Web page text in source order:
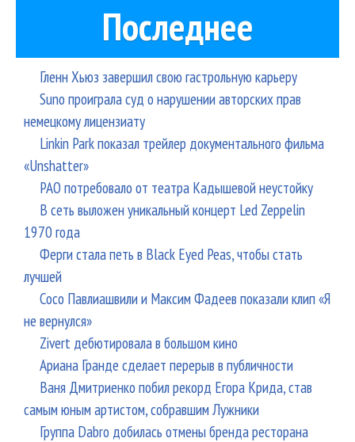
Последнее
Гленн Хьюз завершил свою гастрольную карьеру
Suno проиграла суд о нарушении авторских прав
немецкому лицензиату
Linkin Park показал трейлер документального фильма
«Unshatter»
РАО потребовало от театра Кадышевой неустойку
В сеть выложен уникальный концерт Led Zeppelin
1970 года
Ферги стала петь в Black Eyed Peas, чтобы стать
лучшей
Сосо Павлиашвили и Максим Фадеев показали клип «Я
не вернулся»
Zivert дебютировала в большом кино
Ариана Гранде сделает перерыв в публичности
Ваня Дмитриенко побил рекорд Егора Крида, став
самым юным артистом, собравшим Лужники
Группа Dabro добилась отмены бренда ресторана